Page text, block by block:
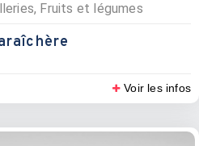
Fruits et légumes
Voir les infos